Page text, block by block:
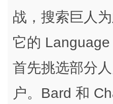
战，搜索巨人
它的
首先挑选部分
户。Bard 和